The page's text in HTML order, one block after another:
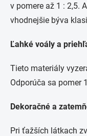
v pomere až 1 : 2,5.
vhodnejšie býva
Ľahké voály a
Tieto materiály
Odporúča sa pomer
Dekoračné a
Pri ťažších látkach